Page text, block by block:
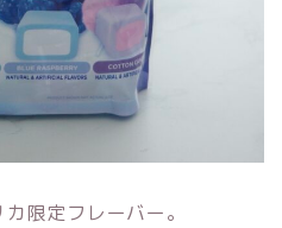
限定フレーバー。